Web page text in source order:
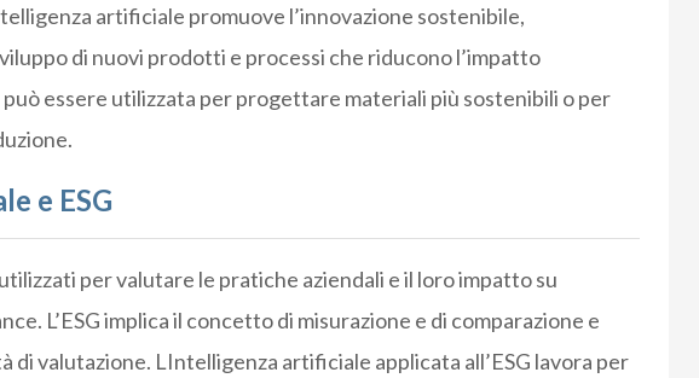
artificiale promuove l’innovazione sostenibile,
di nuovi prodotti e processi che riducono l’impatto
può essere utilizzata per progettare materiali più sostenibili o per
e ESG
utilizzati per valutare le pratiche aziendali e il loro impatto su
L’ESG implica il concetto di misurazione e di comparazione e
valutazione. LIntelligenza artificiale applicata all’ESG lavora per